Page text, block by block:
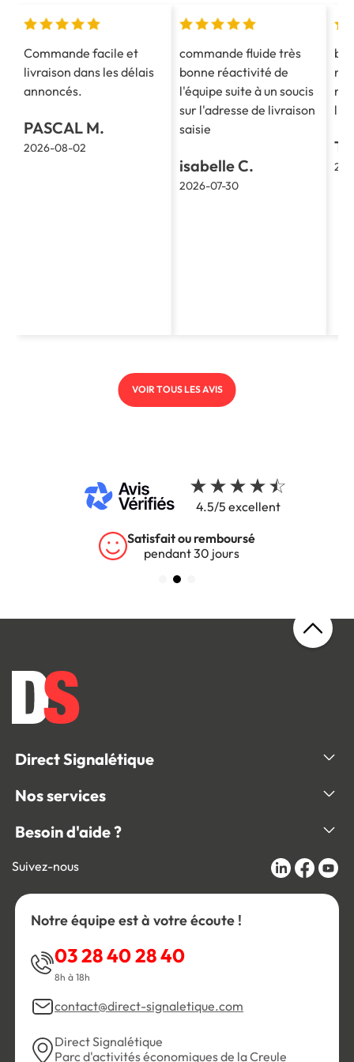
Commande facile et
livraison dans les délais
annoncés.
PASCAL M.
2026-08-02
commande fluide très
bonne réactivité de
l'équipe suite à un soucis
sur l'adresse de livraison
saisie
isabelle C.
2026-07-30
VOIR TOUS LES AVIS
4.5/5 excellent
Garantie 5 ans
sur tous nos produits
Direct Signalétique
Nos services
Besoin d'aide ?
Suivez-nous
Notre équipe est à votre écoute !
03 28 40 28 40
8h à 18h
contact@direct-signaletique.com
Direct Signalétique
Parc d'activités économiques de la Creule